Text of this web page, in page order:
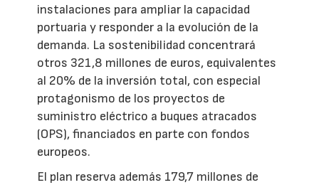
instalaciones para ampliar la capacidad
portuaria y responder a la evolución de la
demanda. La sostenibilidad concentrará
otros 321,8 millones de euros, equivalentes
al 20% de la inversión total, con especial
protagonismo de los proyectos de
suministro eléctrico a buques atracados
(OPS), financiados en parte con fondos
europeos.
El plan reserva además 179,7 millones de